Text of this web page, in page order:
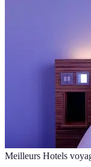
Meilleurs Hotels